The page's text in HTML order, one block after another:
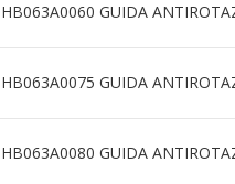
GUIDA
GUIDA
GUIDA